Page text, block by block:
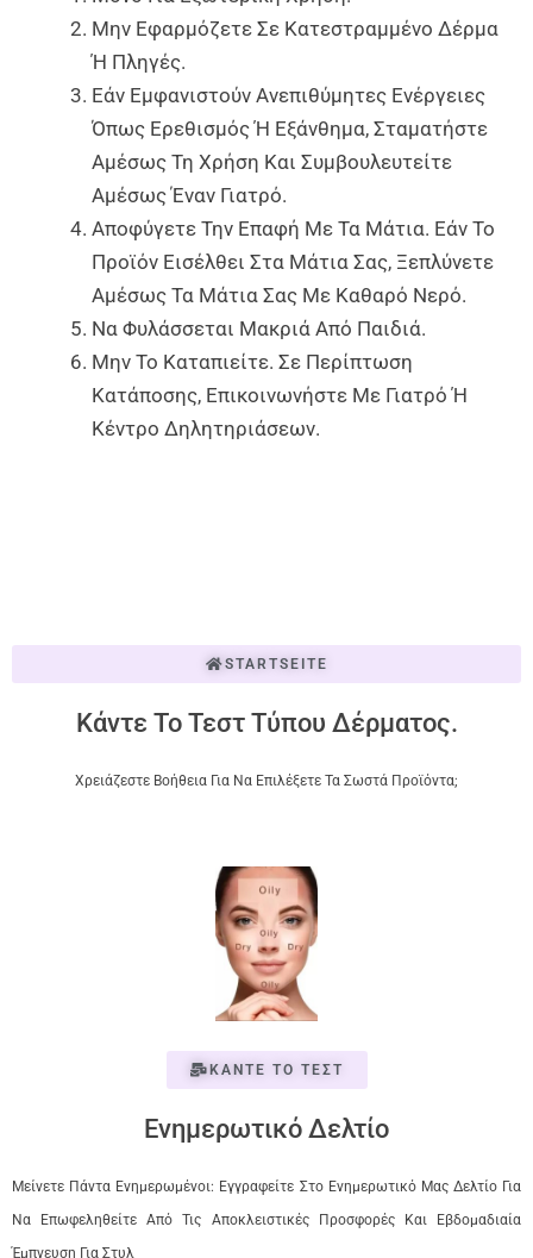
Μην Εφαρμόζετε Σε Κατεστραμμένο Δέρμα
Ή Πληγές.
Εάν Εμφανιστούν Ανεπιθύμητες Ενέργειες
Όπως Ερεθισμός Ή Εξάνθημα, Σταματήστε
Αμέσως Τη Χρήση Και Συμβουλευτείτε
Αμέσως Έναν Γιατρό.
Αποφύγετε Την Επαφή Με Τα Μάτια. Εάν Το
Προϊόν Εισέλθει Στα Μάτια Σας, Ξεπλύνετε
Αμέσως Τα Μάτια Σας Με Καθαρό Νερό.
Να Φυλάσσεται Μακριά Από Παιδιά.
Μην Το Καταπιείτε. Σε Περίπτωση
Κατάποσης, Επικοινωνήστε Με Γιατρό Ή
Κέντρο Δηλητηριάσεων.
STARTSEITE
Κάντε Το Τεστ Τύπου Δέρματος.
Χρειάζεστε Βοήθεια Για Να Επιλέξετε Τα Σωστά Προϊόντα;
ΚΑΝΤΕ ΤΟ ΤΕΣΤ
Ενημερωτικό Δελτίο
Μείνετε Πάντα Ενημερωμένοι: Εγγραφείτε Στο Ενημερωτικό Μας Δελτίο Για
Να Επωφεληθείτε Από Τις Αποκλειστικές Προσφορές Και Εβδομαδιαία
Έμπνευση Για Στυλ